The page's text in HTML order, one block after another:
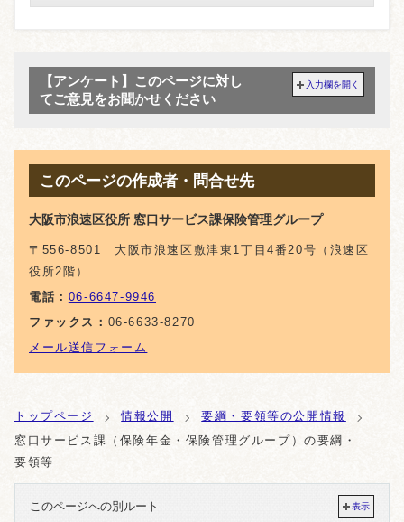
【アンケート】このページに対し
てご意見をお聞かせください
入力欄を開く
このページの作成者・問合せ先
大阪市浪速区役所 窓口サービス課保険管理グループ
〒556-8501 大阪市浪速区敷津東1丁目4番20号（浪速区
役所2階）
電話： 06-6647-9946
ファックス： 06-6633-8270
メール送信フォーム
トップページ 情報公開
要綱・要領等の公開情報
窓口サービス課（保険年金・保険管理グループ）の要綱・
要領等
このページへの別ルート 表示